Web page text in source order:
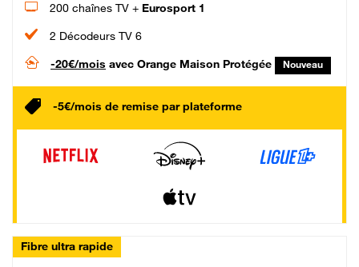
200 chaînes TV + Eurosport 1
2 Décodeurs TV 6
-20€/mois avec Orange Maison Protégée Nouveau
-5€/mois de remise par plateforme
Fibre ultra rapide